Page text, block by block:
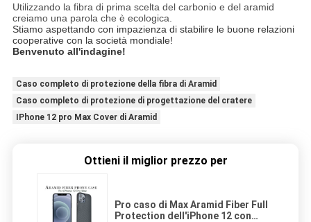
Utilizzando la fibra di prima scelta del carbonio e del aramid
creiamo una parola che è ecologica.
Stiamo aspettando con impazienza di stabilire le buone relazioni
cooperative con la società mondiale!
Benvenuto all'indagine!
Caso completo di protezione della fibra di Aramid
Caso completo di protezione di progettazione del cratere
IPhone 12 pro Max Cover di Aramid
Ottieni il miglior prezzo per
Pro caso di Max Aramid Fiber Full
Protection dell'iPhone 12 con